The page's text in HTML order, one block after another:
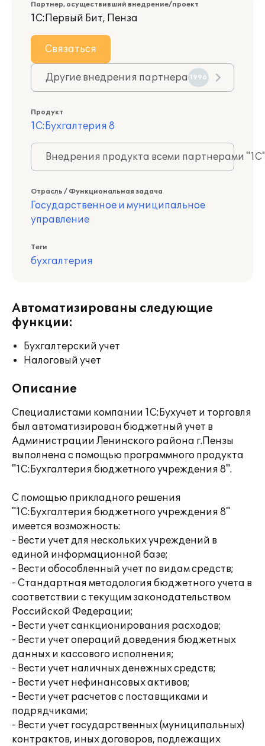
Партнер, осуществивший внедрение/проект
1С:Первый Бит, Пенза
Связаться
Другие внедрения партнера 1996
Продукт
1С:Бухгалтерия 8
Внедрения продукта всеми партнерами
Отрасль / Функциональная задача
Государственное и муниципальное
управление
Теги
бухгалтерия
Автоматизированы следующие
функции:
Бухгалтерский учет
Налоговый учет
Описание
Специалистами компании 1С:Бухучет и торговля
был автоматизирован бюджетный учет в
Администрации Ленинского района г.Пензы
выполнена с помощью программного продукта
"1С:Бухгалтерия бюджетного учреждения 8".
С помощью прикладного решения
"1С:Бухгалтерия бюджетного учреждения 8"
имеется возможность:
- Вести учет для нескольких учреждений в
единой информационной базе;
- Вести обособленный учет по видам средств;
- Стандартная методология бюджетного учета в
соответствии с текущим законодательством
Российской Федерации;
- Вести учет санкционирования расходов;
- Вести учет операций доведения бюджетных
данных и кассового исполнения;
- Вести учет наличных денежных средств;
- Вести учет нефинансовых активов;
- Вести учет расчетов с поставщиками и
подрядчиками;
- Вести учет государственных (муниципальных)
контрактов, иных договоров, подлежащих